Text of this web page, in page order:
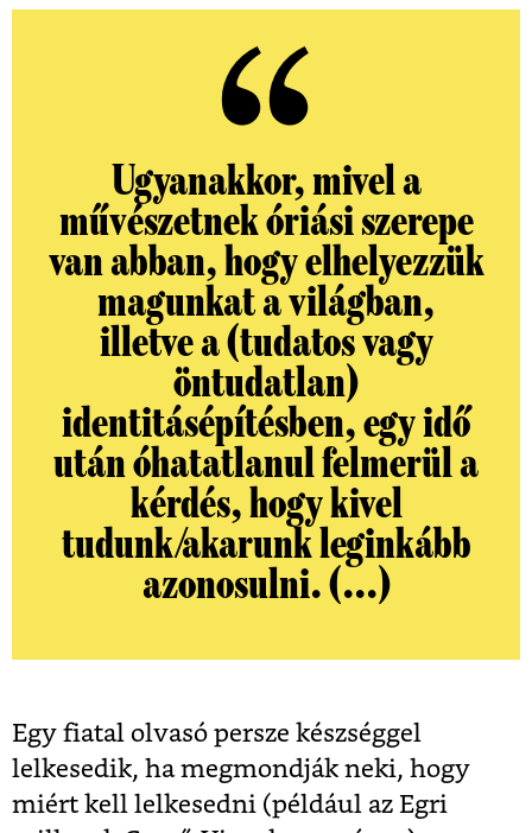
Ugyanakkor, mivel a
művészetnek óriási szerepe
van abban, hogy elhelyezzük
magunkat a világban,
illetve a (tudatos vagy
öntudatlan)
identitásépítésben, egy idő
után óhatatlanul felmerül a
kérdés, hogy kivel
tudunk/akarunk leginkább
azonosulni. (...)
Egy fiatal olvasó persze készséggel
lelkesedik, ha megmondják neki, hogy
miért kell lelkesedni (például az Egri